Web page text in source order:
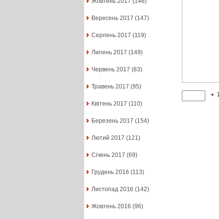
Вересень 2017 (147)
Серпень 2017 (119)
Липень 2017 (149)
Червень 2017 (83)
Травень 2017 (95)
Квітень 2017 (110)
Березень 2017 (154)
Лютий 2017 (121)
Січень 2017 (69)
Грудень 2016 (113)
Листопад 2016 (142)
Жовтень 2016 (96)
+